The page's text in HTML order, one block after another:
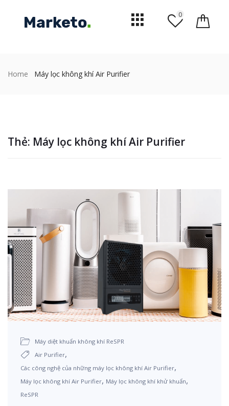
0
Home Máy lọc không khí Air Purifier
Thẻ: Máy lọc không khí Air Purifier
Máy diệt khuẩn không khí ReSPR
Air Purifier,
Các công nghệ của những máy lọc không khí Air Purifier,
Máy lọc không khí Air Purifier, Máy lọc không khí khử khuẩn,
ReSPR